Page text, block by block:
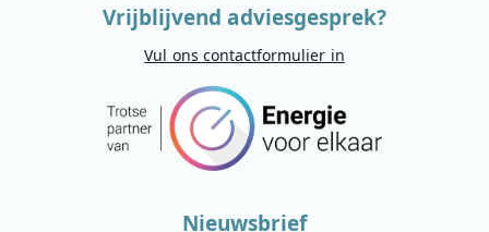
Vrijblijvend adviesgesprek?
Vul ons contactformulier in
Nieuwsbrief